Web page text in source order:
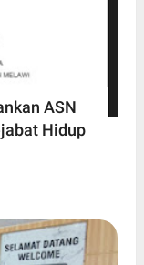
ASN
Hidup